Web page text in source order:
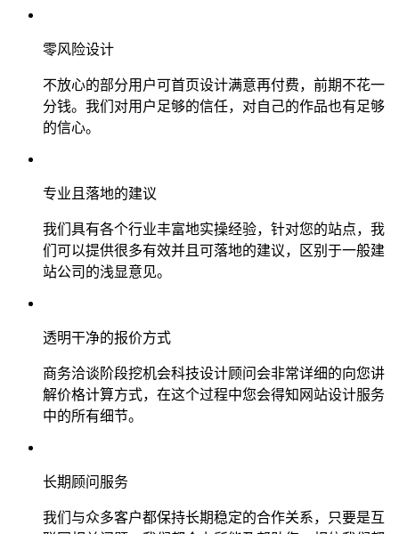
零风险设计
不放心的部分用户可首页设计满意再付费，前期不花一
分钱。我们对用户足够的信任，对自己的作品也有足够
的信心。
专业且落地的建议
我们具有各个行业丰富地实操经验，针对您的站点，我
们可以提供很多有效并且可落地的建议，区别于一般建
站公司的浅显意见。
透明干净的报价方式
商务洽谈阶段挖机会科技设计顾问会非常详细的向您讲
解价格计算方式，在这个过程中您会得知网站设计服务
中的所有细节。
长期顾问服务
我们与众多客户都保持长期稳定的合作关系，只要是互